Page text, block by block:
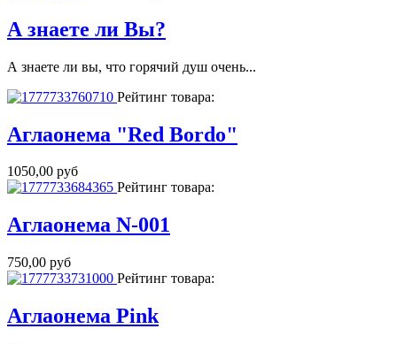
А знаете ли Вы?
А знаете ли вы, что горячий душ очень...
Рейтинг товара:
Аглаонема "Red Bordo"
1050,00 руб
Рейтинг товара:
Аглаонема N-001
750,00 руб
Рейтинг товара:
Аглаонема Pink